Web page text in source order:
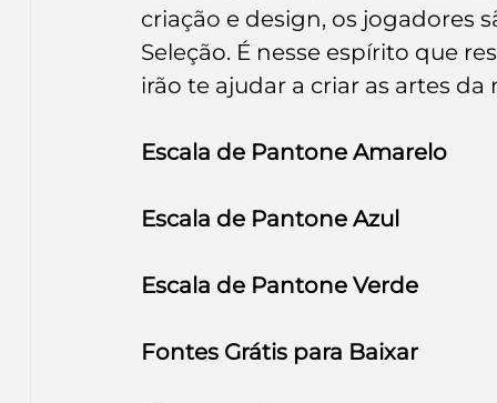
criação e design, os jogadores
Seleção. É nesse espírito que
irão te ajudar a criar as artes da
Escala de Pantone Amarelo
Escala de Pantone Azul
Escala de Pantone Verde
Fontes Grátis para Baixar